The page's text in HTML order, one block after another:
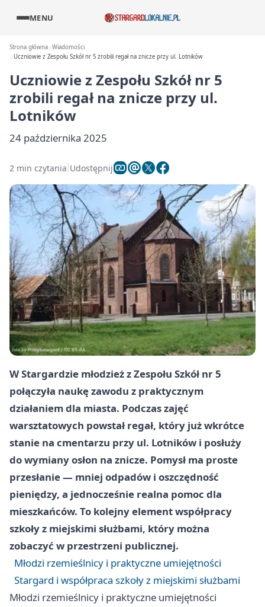
MENU
Strona główna Wiadomości
Uczniowie z Zespołu Szkół nr 5 zrobili regał na znicze przy ul. Lotników
Uczniowie z Zespołu Szkół nr 5
zrobili regał na znicze przy ul.
Lotników
24 października 2025
2 min czytania Udostępnij
W Stargardzie młodzież zZespołu Szkół nr 5
połączyła naukę zawodu z praktycznym
działaniem dla miasta. Podczas zajęć
warsztatowych powstał regał, który już wkrótce
stanie na cmentarzu przy ul. Lotników i posłuży
do wymiany osłon na znicze. Pomysł ma proste
przesłanie — mniej odpadów i oszczędność
pieniędzy, a jednocześnie realna pomoc dla
mieszkańców. To kolejny element współpracy
szkoły z miejskimi służbami, który można
zobaczyć w przestrzeni publicznej.
Młodzi rzemieślnicy i praktyczne umiejętności
Stargard i współpraca szkoły z miejskimi służbami
Młodzi rzemieślnicy i praktyczne umiejętności